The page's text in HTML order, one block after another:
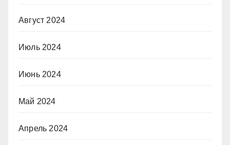
Август 2024
Июль 2024
Июнь 2024
Май 2024
Апрель 2024